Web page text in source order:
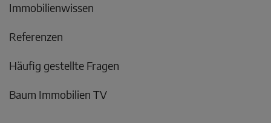
Immobilienwissen
Referenzen
Häufig gestellte Fragen
Baum Immobilien TV